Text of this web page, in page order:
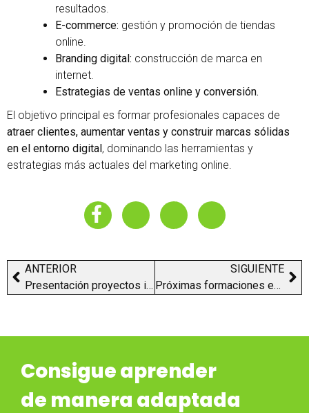
resultados.
E-commerce: gestión y promoción de tiendas
online.
Branding digital: construcción de marca en
internet.
Estrategias de ventas online y conversión.
El objetivo principal es formar profesionales capaces de
atraer clientes, aumentar ventas y construir marcas sólidas
en el entorno digital , dominando las herramientas y
estrategias más actuales del marketing online.
ANTERIOR
Presentación proyectos integrales para la Inserción Laboral – Sevilla 2026
SIGUIENTE
Próximas formaciones en El Puerto de Santa María – Emprendimiento y autoempleo
Consigue aprender
de manera adaptada